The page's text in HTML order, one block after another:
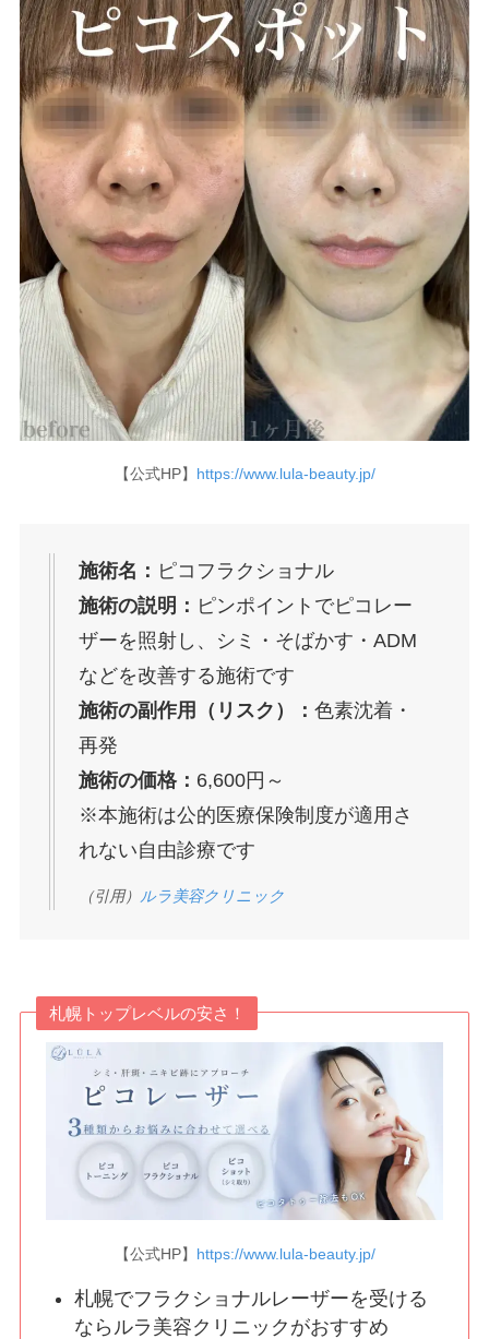
【公式HP】 https://www.lula-beauty.jp/
施術名： ピコフラクショナル
施術の説明： ピンポイントでピコレー
ザーを照射し、シミ・そばかす・ADM
などを改善する施術です
施術の副作用（リスク）： 色素沈着・
再発
施術の価格： 6,600円～
※本施術は公的医療保険制度が適用さ
れない自由診療です
（引用） ルラ美容クリニック
札幌トップレベルの安さ！
【公式HP】 https://www.lula-beauty.jp/
札幌でフラクショナルレーザーを受ける
ならルラ美容クリニックがおすすめ